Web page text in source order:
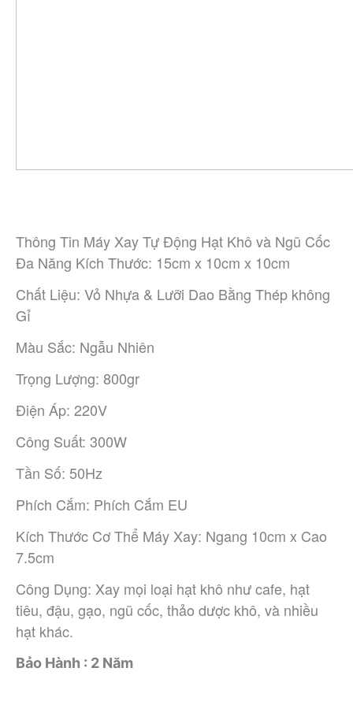
Thông Tin Máy Xay Tự Động Hạt Khô và Ngũ Cốc
Đa Năng Kích Thước: 15cm x 10cm x 10cm
Chất Liệu: Vỏ Nhựa & Lưỡi Dao Bằng Thép không
Gỉ
Màu Sắc: Ngẫu Nhiên
Trọng Lượng: 800gr
Điện Áp: 220V
Công Suất: 300W
Tần Số: 50Hz
Phích Cắm: Phích Cắm EU
Kích Thước Cơ Thể Máy Xay: Ngang 10cm x Cao
7.5cm
Công Dụng: Xay mọi loại hạt khô như cafe, hạt
tiêu, đậu, gạo, ngũ cốc, thảo dược khô, và nhiều
hạt khác.
Bảo Hành : 2 Năm